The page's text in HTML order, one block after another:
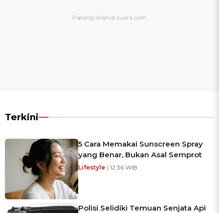
Terkini
5 Cara Memakai Sunscreen Spray
yang Benar, Bukan Asal Semprot
Lifestyle | 12:36 WIB
Polisi Selidiki Temuan Senjata Api